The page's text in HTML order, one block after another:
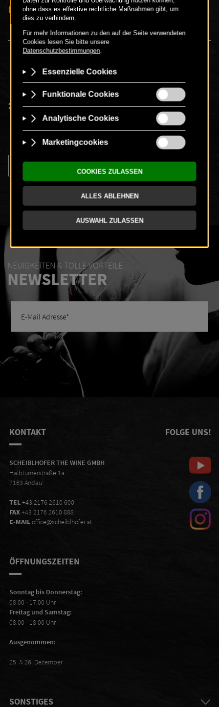
KINDER
4 Kinder
€11800
+
NEUIGKEITEN & TOLLE VORTEILE
NEWSLETTER
KONTAKT
SCHEIBLHOFER THE WINE GMBH
Halbturnerstraße 1a
7163 Andau
TEL+43 2176 2610 600
FAX+43 2176 2610 888
E-MAILoffice@scheiblhofer.at
FOLGE UNS!
ÖFFNUNGSZEITEN
Sonntag bis Donnerstag:
08:00 - 17:00 Uhr
Freitag und Samstag:
08:00 - 18:00 Uhr
Ausgenommen:
25. & 26. Dezember
SONSTIGES